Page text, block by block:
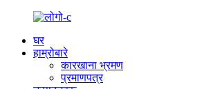
घर
हाम्रोबारे
कारखाना भ्रमण
प्रमाणपत्र